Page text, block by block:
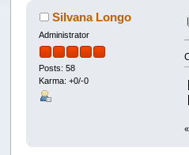
Silvana Longo
Administrator
Posts: 58
Karma: +0/-0